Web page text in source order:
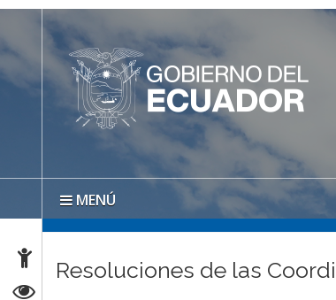
MENÚ
Resoluciones de las